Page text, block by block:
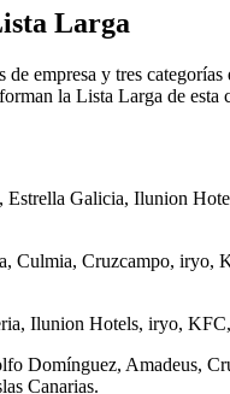
Larga
empresa y tres
la Lista Larga de esta
Estrella Galicia, Ilunion
Culmia, Cruzcampo,
Ilunion Hotels, iryo,
Domínguez, Amadeus,
Canarias.